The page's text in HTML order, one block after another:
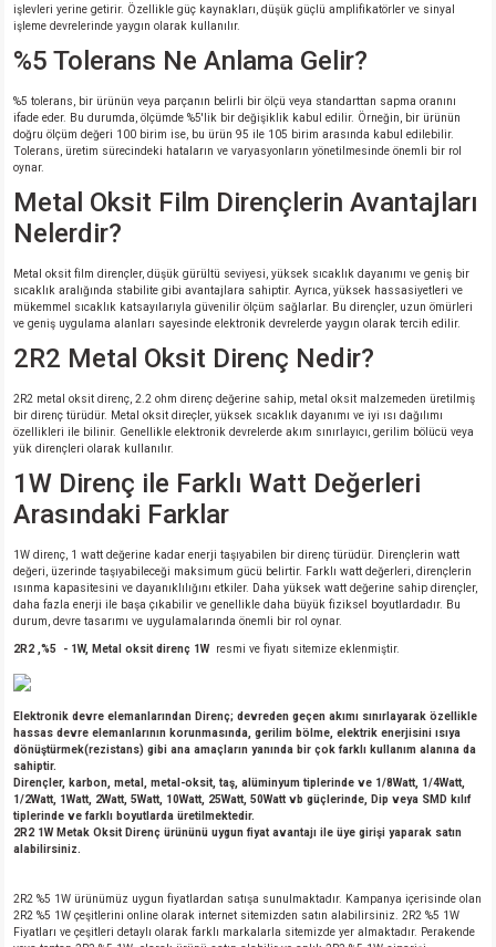
işlevleri yerine getirir. Özellikle güç kaynakları, düşük güçlü amplifikatörler ve sinyal
işleme devrelerinde yaygın olarak kullanılır.
%5 Tolerans Ne Anlama Gelir?
%5 tolerans, bir ürünün veya parçanın belirli bir ölçü veya standarttan sapma oranını
ifade eder. Bu durumda, ölçümde %5'lik bir değişiklik kabul edilir. Örneğin, bir ürünün
doğru ölçüm değeri 100 birim ise, bu ürün 95 ile 105 birim arasında kabul edilebilir.
Tolerans, üretim sürecindeki hataların ve varyasyonların yönetilmesinde önemli bir rol
oynar.
Metal Oksit Film Dirençlerin Avantajları
Nelerdir?
Metal oksit film dirençler, düşük gürültü seviyesi, yüksek sıcaklık dayanımı ve geniş bir
sıcaklık aralığında stabilite gibi avantajlara sahiptir. Ayrıca, yüksek hassasiyetleri ve
mükemmel sıcaklık katsayılarıyla güvenilir ölçüm sağlarlar. Bu dirençler, uzun ömürleri
ve geniş uygulama alanları sayesinde elektronik devrelerde yaygın olarak tercih edilir.
2R2 Metal Oksit Direnç Nedir?
2R2 metal oksit direnç, 2.2 ohm direnç değerine sahip, metal oksit malzemeden üretilmiş
bir direnç türüdür. Metal oksit direçler, yüksek sıcaklık dayanımı ve iyi ısı dağılımı
özellikleri ile bilinir. Genellikle elektronik devrelerde akım sınırlayıcı, gerilim bölücü veya
yük dirençleri olarak kullanılır.
1W Direnç ile Farklı Watt Değerleri
Arasındaki Farklar
1W direnç, 1 watt değerine kadar enerji taşıyabilen bir direnç türüdür. Dirençlerin watt
değeri, üzerinde taşıyabileceği maksimum gücü belirtir. Farklı watt değerleri, dirençlerin
ısınma kapasitesini ve dayanıklılığını etkiler. Daha yüksek watt değerine sahip dirençler,
daha fazla enerji ile başa çıkabilir ve genellikle daha büyük fiziksel boyutlardadır. Bu
durum, devre tasarımı ve uygulamalarında önemli bir rol oynar.
2R2 ,%5 - 1W, Metal oksit direnç 1W resmi ve fiyatı sitemize eklenmiştir.
Elektronik devre elemanlarından Direnç; devreden geçen akımı sınırlayarak özellikle
hassas devre elemanlarının korunmasında, gerilim bölme, elektrik enerjisini ısıya
dönüştürmek(rezistans) gibi ana amaçların yanında bir çok farklı kullanım alanına da
sahiptir.
Dirençler, karbon, metal, metal-oksit, taş, alüminyum tiplerinde ve 1/8Watt, 1/4Watt,
1/2Watt, 1Watt, 2Watt, 5Watt, 10Watt, 25Watt, 50Watt vb güçlerinde, Dip veya SMD kılıf
tiplerinde ve farklı boyutlarda üretilmektedir.
2R2 1W Metak Oksit Direnç ürününü uygun fiyat avantajı ile üye girişi yaparak satın
alabilirsiniz.
2R2 %5 1W ürünümüz uygun fiyatlardan satışa sunulmaktadır. Kampanya içerisinde olan
2R2 %5 1W çeşitlerini online olarak internet sitemizden satın alabilirsiniz. 2R2 %5 1W
Fiyatları ve çeşitleri detaylı olarak farklı markalarla sitemizde yer almaktadır. Perakende